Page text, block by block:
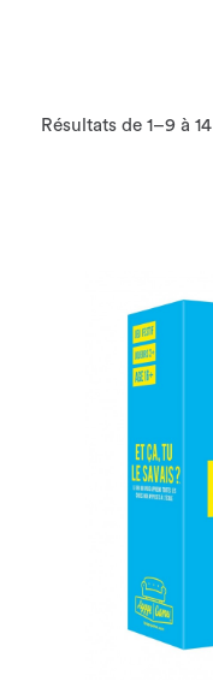
Résultats de 1–9 à 14